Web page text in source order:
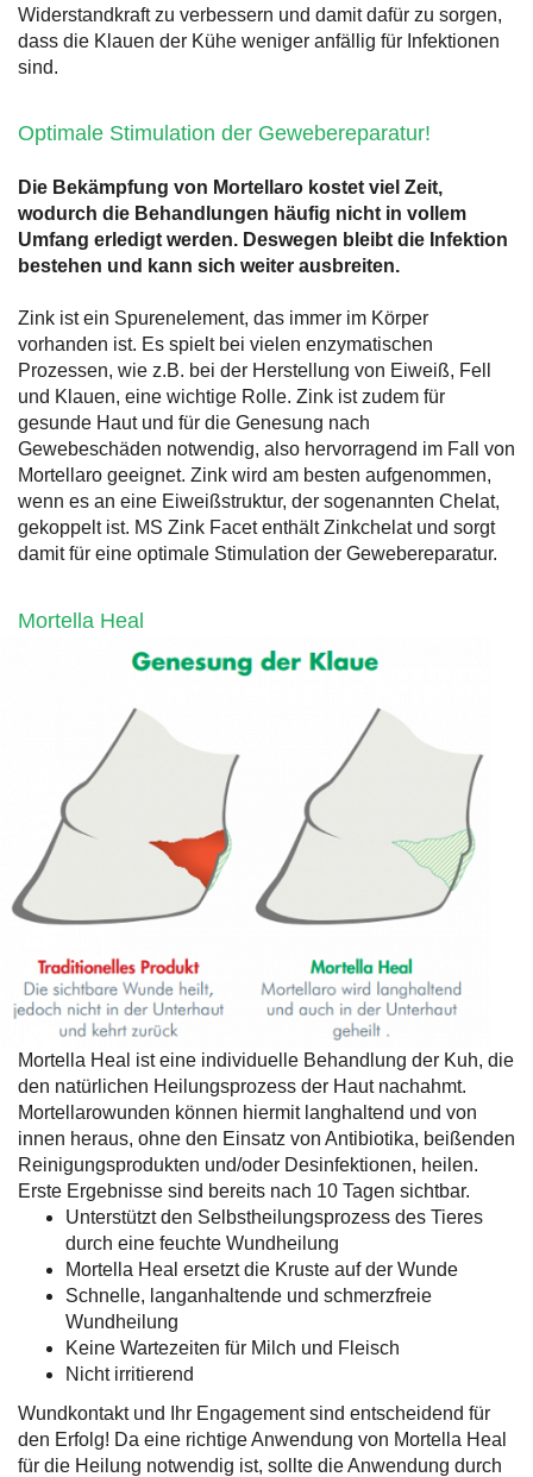
Widerstandkraft zu verbessern und damit dafür zu sorgen,
dass die Klauen der Kühe weniger anfällig für Infektionen
sind.
Optimale Stimulation der Gewebereparatur!
Die Bekämpfung von Mortellaro kostet viel Zeit,
wodurch die Behandlungen häufig nicht in vollem
Umfang erledigt werden. Deswegen bleibt die Infektion
bestehen und kann sich weiter ausbreiten.
Zink ist ein Spurenelement, das immer im Körper
vorhanden ist. Es spielt bei vielen enzymatischen
Prozessen, wie z.B. bei der Herstellung von Eiweiß, Fell
und Klauen, eine wichtige Rolle. Zink ist zudem für
gesunde Haut und für die Genesung nach
Gewebeschäden notwendig, also hervorragend im Fall von
Mortellaro geeignet. Zink wird am besten aufgenommen,
wenn es an eine Eiweißstruktur, der sogenannten Chelat,
gekoppelt ist. MS Zink Facet enthält Zinkchelat und sorgt
damit für eine optimale Stimulation der Gewebereparatur.
Mortella Heal
Mortella Heal ist eine individuelle Behandlung der Kuh, die
den natürlichen Heilungsprozess der Haut nachahmt.
Mortellarowunden können hiermit langhaltend und von
innen heraus, ohne den Einsatz von Antibiotika, beißenden
Reinigungsprodukten und/oder Desinfektionen, heilen.
Erste Ergebnisse sind bereits nach 10 Tagen sichtbar.
Unterstützt den Selbstheilungsprozess des Tieres
durch eine feuchte Wundheilung
Mortella Heal ersetzt die Kruste auf der Wunde
Schnelle, langanhaltende und schmerzfreie
Wundheilung
Keine Wartezeiten für Milch und Fleisch
Nicht irritierend
Wundkontakt und Ihr Engagement sind entscheidend für
den Erfolg! Da eine richtige Anwendung von Mortella Heal
für die Heilung notwendig ist, sollte die Anwendung durch